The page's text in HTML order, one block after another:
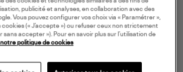
publicité et analyses, en collaboration avec des
Vous pouvez configurer vos choix via « Paramétrer »,
cookies (« J’accepte ») ou refuser ceux non strictement
accepter »). Pour en savoir plus sur l’utilisation de
politique de cookies